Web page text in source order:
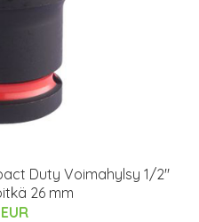
Duty Voimahylsy 1/2"
26 mm